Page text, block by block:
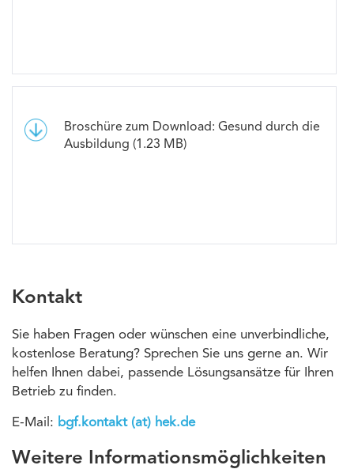
Broschüre zum Download: Gesund durch die
Ausbildung (1.23 MB)
Kontakt
Sie haben Fragen oder wünschen eine unverbindliche,
kostenlose Beratung? Sprechen Sie uns gerne an. Wir
helfen Ihnen dabei, passende Lösungsansätze für Ihren
Betrieb zu finden.
E-Mail: bgf.kontakt (at) hek.de
Weitere Informationsmöglichkeiten